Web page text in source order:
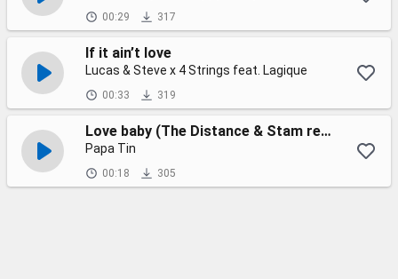
00:29 317
If it ain’t love
Lucas & Steve x 4 Strings feat. Lagique
00:33 319
Love baby (The Distance & Stam remix)
Papa Tin
00:18 305